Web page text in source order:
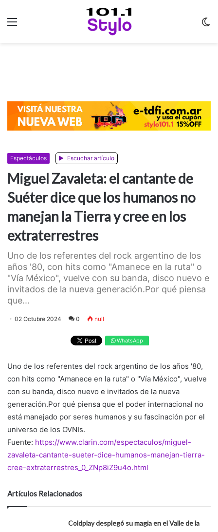
Espectáculos Escuchar artículo
Miguel Zavaleta: el cantante de
Suéter dice que los humanos no
manejan la Tierra y cree en los
extraterrestres
Uno de los referentes del rock argentino de los
años '80, con hits como "Amanece en la ruta" o
"Vía México", vuelve con su banda, disco nuevo e
invitados de la nueva generación.Por qué piensa
que...
02 Octubre 2024 0 null
WhatsApp
Uno de los referentes del rock argentino de los años '80,
con hits como "Amanece en la ruta" o "Vía México", vuelve
con su banda, disco nuevo e invitados de la nueva
generación.Por qué piensa que el poder internacional no
está manejado por seres humanos y su fascinación por el
universo de los OVNIs.
Fuente: https://www.clarin.com/espectaculos/miguel-
zavaleta-cantante-sueter-dice-humanos-manejan-tierra-
cree-extraterrestres_0_ZNp8iZ9u4o.html
Artículos Relacionados
Coldplay desplegó su magia en el Valle de la